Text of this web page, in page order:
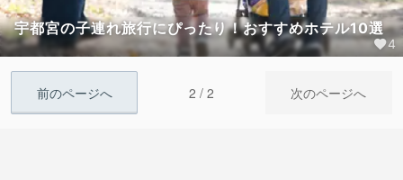
宇都宮の子連れ旅行にぴったり！おすすめホテル10選
4
前のページへ 2 / 2 次のページへ